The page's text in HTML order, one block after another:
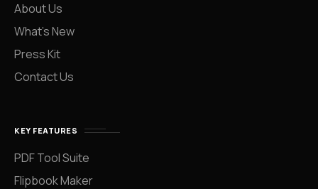
About Us
What’s New
Press Kit
Contact Us
KEY FEATURES
PDF Tool Suite
Flipbook Maker